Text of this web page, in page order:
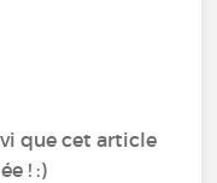
que cet article
! :)